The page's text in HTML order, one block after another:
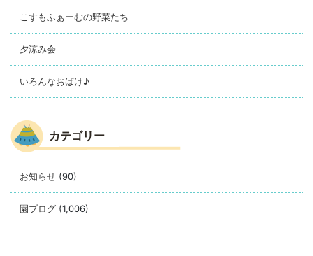
こすもふぁーむの野菜たち
夕涼み会
いろんなおばけ♪
カテゴリー
お知らせ (90)
園ブログ (1,006)